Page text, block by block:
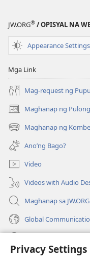
Privacy Settings
JW.ORG® / OPISYAL NA
Appearance Settings
Mga Link
Mag-request ng
Maghanap ng Pulong
(may
bubukas
na
bagong
window)
Maghanap ng
(may
bubukas
na
bagong
window)
Ano’ng Bago?
Video
Videos with Audio
Maghanap sa JW.ORG
Global